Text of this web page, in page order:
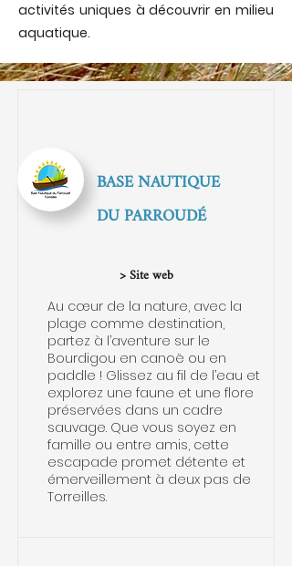
activités uniques à découvrir en milieu
aquatique.
Au cœur de la nature, avec la
plage comme destination,
partez à l’aventure sur le
Bourdigou en canoë ou en
paddle ! Glissez au fil de l’eau et
explorez une faune et une flore
préservées dans un cadre
sauvage. Que vous soyez en
famille ou entre amis, cette
escapade promet détente et
émerveillement à deux pas de
Torreilles.
> Site web
BASE NAUTIQUE
DU PARROUDÉ